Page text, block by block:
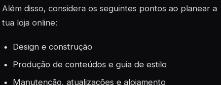
Além disso, considera os seguintes pontos ao planear a
tua loja online:
Design e construção
Produção de conteúdos e guia de estilo
Manutenção, atualizações e alojamento